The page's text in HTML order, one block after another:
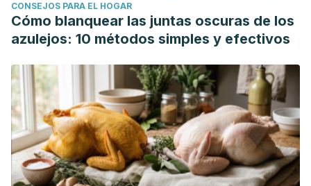
CONSEJOS PARA EL HOGAR
Cómo blanquear las juntas oscuras de los
azulejos: 10 métodos simples y efectivos